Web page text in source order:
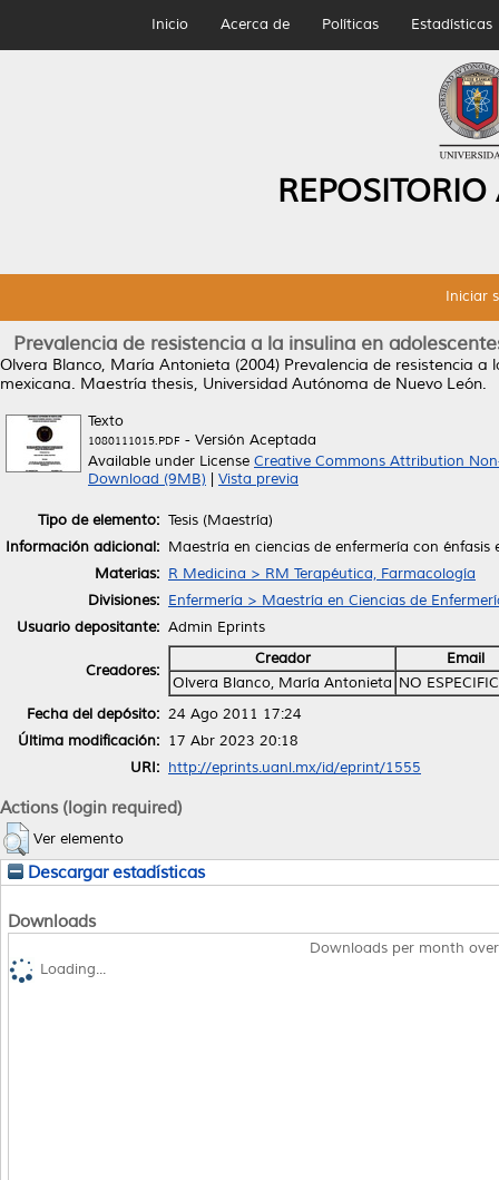
Inicio Acerca de Políticas Estadísticas
Iniciar
Prevalencia de resistencia a la insulina en
Olvera Blanco, María Antonieta (2004) Prevalencia de resistencia a
mexicana. Maestría thesis, Universidad Autónoma de Nuevo León.
Texto
1080111015.PDF - Versión Aceptada
Available under License Creative Commons Attribution
Download (9MB)
Vista previa
Tipo de elemento: Tesis (Maestría)
Información adicional: Maestría en ciencias de enfermería con
Materias: R Medicina > RM Terapéutica, Farmacología
Divisiones: Enfermería > Maestría en Ciencias de
Usuario depositante: Admin Eprints
Creadores:
Creador
Email
Olvera Blanco, María Antonieta NO
Fecha del depósito: 24 Ago 2011 17:24
Última modificación: 17 Abr 2023 20:18
URI: http://eprints.uanl.mx/id/eprint/1555
Actions (login required)
Ver elemento
Descargar estadísticas
Downloads
Downloads per month
Loading...